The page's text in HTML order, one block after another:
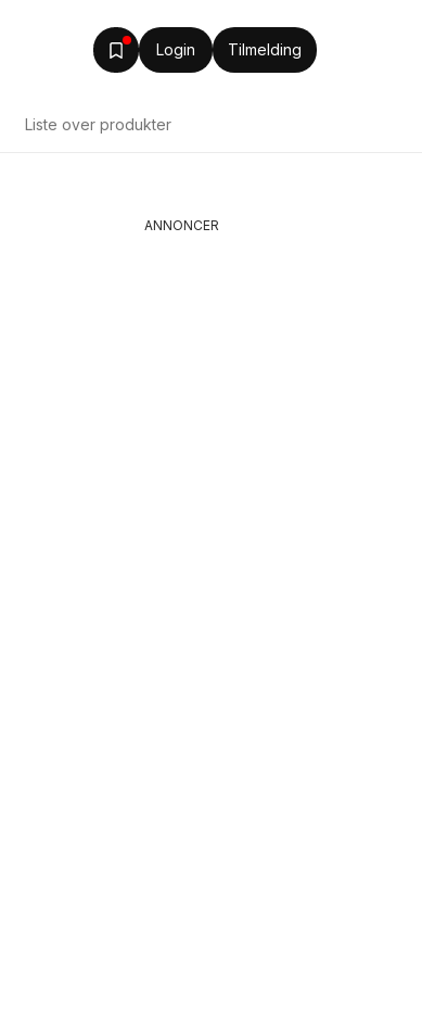
Login Tilmelding
Liste over produkter
ANNONCER